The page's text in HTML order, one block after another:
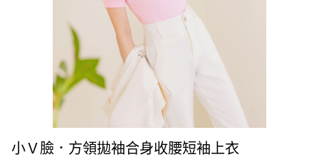
小Ｖ臉．方領拋袖合身收腰短袖上衣